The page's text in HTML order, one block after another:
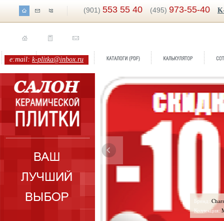
(901) 553 55 40 (495) 973-55-40
e:mail: k-plitka@inbox.ru
Коллекция:
Marca Corona